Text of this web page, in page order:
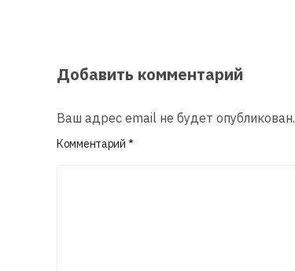
Добавить комментарий
Ваш адрес email не будет опубликован.
Комментарий *